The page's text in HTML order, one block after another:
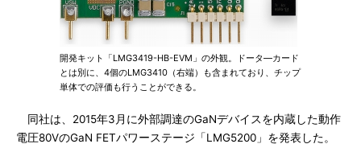
開発キット「LMG3419-HB-EVM」の外観。ドータ―カード
とは別に、4個のLMG3410（右端）も含まれており、チップ
単体での評価も行うことができる。
同社は、2015年3月に外部調達のGaNデバイスを内蔵した動作
電圧80VのGaN FETパワーステージ「LMG5200」を発表した。